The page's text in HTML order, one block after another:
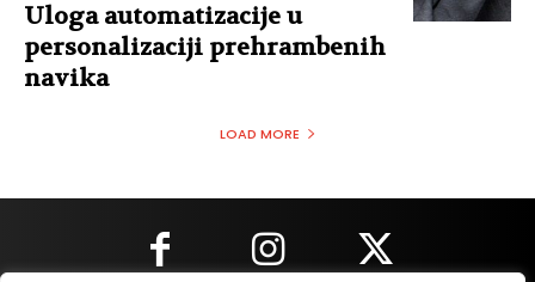
Uloga automatizacije u
personalizaciji prehrambenih
navika
LOAD MORE